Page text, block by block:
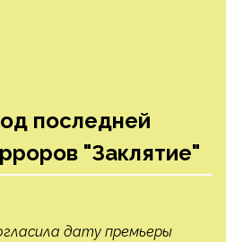
последней
"Заклятие"
дату премьеры